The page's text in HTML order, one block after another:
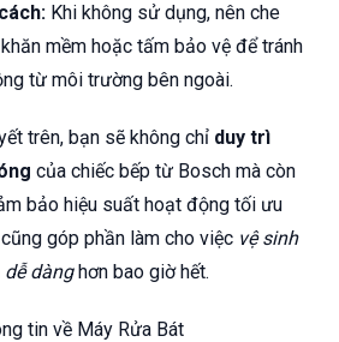
Khi không sử dụng, nên che
mềm hoặc tấm bảo vệ để tránh
từ môi trường bên ngoài.
trên, bạn sẽ không chỉ duy trì
của chiếc bếp từ Bosch mà còn
bảo hiệu suất hoạt động tối ưu
góp phần làm cho việc vệ sinh
dễ dànghơn bao giờ hết.
tin về Máy Rửa Bát